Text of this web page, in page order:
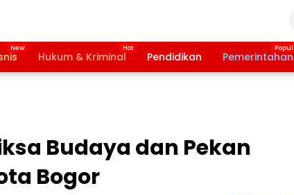
Hukum & Kriminal Pendidikan Pemerintahan
Budaya dan Pekan
Bogor